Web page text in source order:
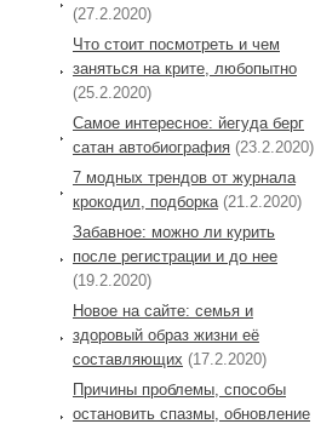
(27.2.2020)
Что стоит посмотреть и чем
заняться на крите, любопытно
(25.2.2020)
Самое интересное: йегуда берг
сатан автобиография (23.2.2020)
7 модных трендов от журнала
крокодил, подборка (21.2.2020)
Забавное: можно ли курить
после регистрации и до нее
(19.2.2020)
Новое на сайте: семья и
здоровый образ жизни её
составляющих (17.2.2020)
Причины проблемы, способы
остановить спазмы, обновление